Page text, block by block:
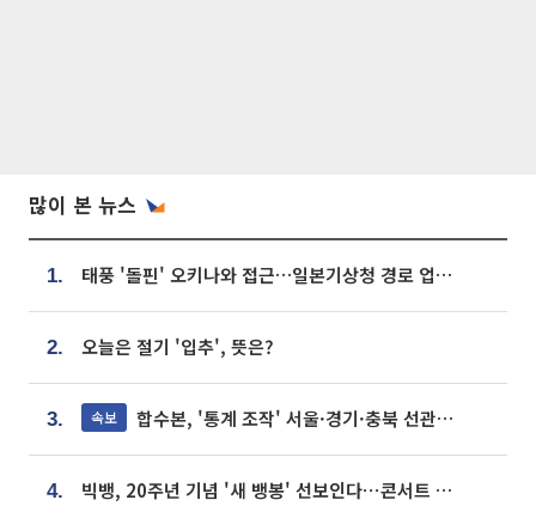
많이 본 뉴스
1. 태풍 '돌핀' 오키나와 접근…일본기상청 경로 업데이트
2. 오늘은 절기 '입추', 뜻은?
3. 속보 합수본, '통계 조작' 서울·경기·충북 선관위 등 추가 압수수색
4. 빅뱅, 20주년 기념 '새 뱅봉' 선보인다⋯콘서트 앞두고 팝업 개최